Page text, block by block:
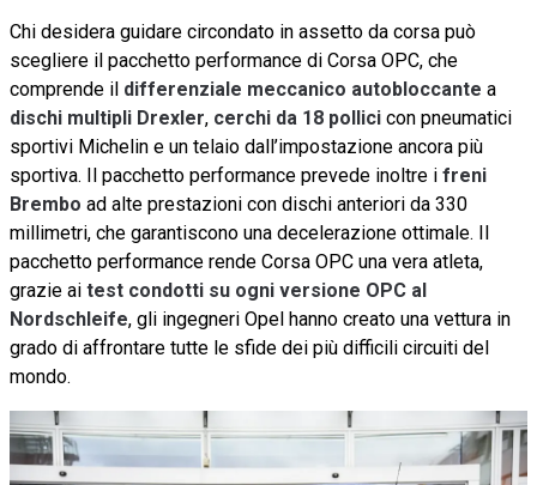
Chi desidera guidare circondato in assetto da corsa può
scegliere il pacchetto performance di Corsa OPC, che
comprende il differenziale meccanico autobloccante a
dischi multipli Drexler, cerchi da 18 pollici con pneumatici
sportivi Michelin e un telaio dall’impostazione ancora più
sportiva. Il pacchetto performance prevede inoltre i freni
Brembo ad alte prestazioni con dischi anteriori da 330
millimetri, che garantiscono una decelerazione ottimale. Il
pacchetto performance rende Corsa OPC una vera atleta,
grazie ai test condotti su ogni versione OPC al
Nordschleife, gli ingegneri Opel hanno creato una vettura in
grado di affrontare tutte le sfide dei più difficili circuiti del
mondo.